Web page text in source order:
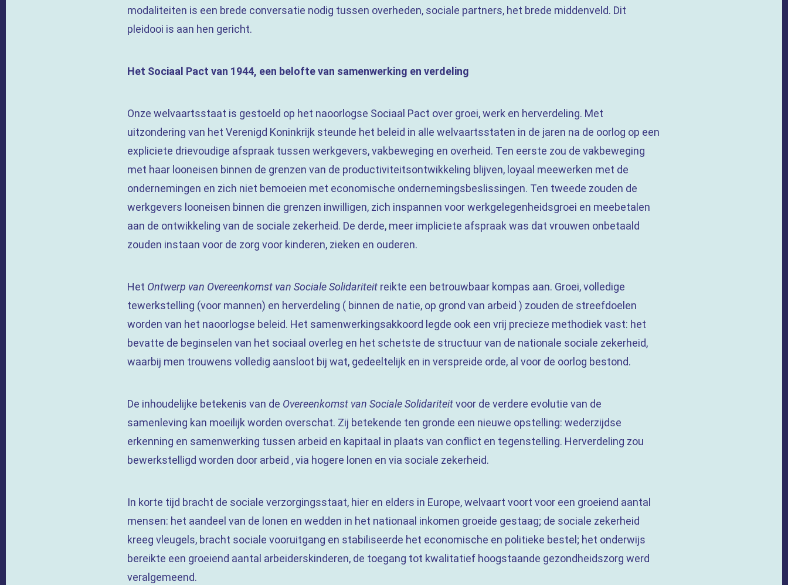
modaliteiten is een brede conversatie nodig tussen overheden, sociale partners, het brede middenveld. Dit
pleidooi is aan hen gericht.
Het Sociaal Pact van 1944, een belofte van samenwerking en verdeling
Onze welvaartsstaat is gestoeld op het naoorlogse Sociaal Pact over groei, werk en herverdeling. Met
uitzondering van het Verenigd Koninkrijk steunde het beleid in alle welvaartsstaten in de jaren na de oorlog op een
expliciete drievoudige afspraak tussen werkgevers, vakbeweging en overheid. Ten eerste zou de vakbeweging
met haar looneisen binnen de grenzen van de productiviteitsontwikkeling blijven, loyaal meewerken met de
ondernemingen en zich niet bemoeien met economische ondernemingsbeslissingen. Ten tweede zouden de
werkgevers looneisen binnen die grenzen inwilligen, zich inspannen voor werkgelegenheidsgroei en meebetalen
aan de ontwikkeling van de sociale zekerheid. De derde, meer impliciete afspraak was dat vrouwen onbetaald
zouden instaan voor de zorg voor kinderen, zieken en ouderen.
Het Ontwerp van Overeenkomst van Sociale Solidariteit reikte een betrouwbaar kompas aan. Groei, volledige
tewerkstelling (voor mannen) en herverdeling ( binnen de natie, op grond van arbeid ) zouden de streefdoelen
worden van het naoorlogse beleid. Het samenwerkingsakkoord legde ook een vrij precieze methodiek vast: het
bevatte de beginselen van het sociaal overleg en het schetste de structuur van de nationale sociale zekerheid,
waarbij men trouwens volledig aansloot bij wat, gedeeltelijk en in verspreide orde, al voor de oorlog bestond.
De inhoudelijke betekenis van de Overeenkomst van Sociale Solidariteitvoor de verdere evolutie van de
samenleving kan moeilijk worden overschat. Zij betekende ten gronde een nieuwe opstelling: wederzijdse
erkenning en samenwerking tussen arbeid en kapitaal in plaats van conflict en tegenstelling. Herverdeling zou
bewerkstelligd worden door arbeid , via hogere lonen en via sociale zekerheid.
In korte tijd bracht de sociale verzorgingsstaat, hier en elders in Europe, welvaart voort voor een groeiend aantal
mensen: het aandeel van de lonen en wedden in het nationaal inkomen groeide gestaag; de sociale zekerheid
kreeg vleugels, bracht sociale vooruitgang en stabiliseerde het economische en politieke bestel; het onderwijs
bereikte een groeiend aantal arbeiderskinderen, de toegang tot kwalitatief hoogstaande gezondheidszorg werd
veralgemeend.